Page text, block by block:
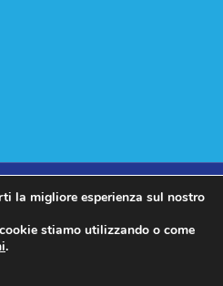
2026 Montagne & Paesi
Privacy Policy
la migliore esperienza sul nostro
stiamo utilizzando o come
.